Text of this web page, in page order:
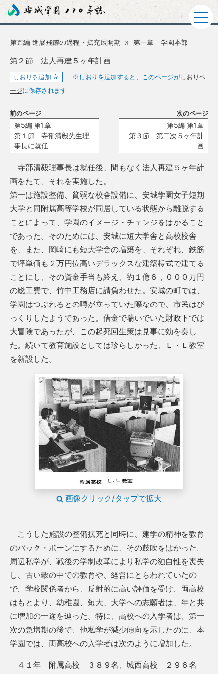
第五編 進展飛躍の過程・拡充展開期 第一章 学園本部
第２節 法人再建５ヶ年計画
しおりを追加 ※しおりを追加すると、このページがしおりペ
ージに保存されます
前のページ
第5編 第1章
第１節 寺部清毅先生理
事長に就任
次のページ
第5編 第1章
第３節 第二次５ヶ年計
画
寺部清毅理事長は就任後、間もなく法人再建５ヶ年計
画をたて、それを実施した。
第一は施設整備、貧弱な校舎設備に、安城学園女子短期
大学と同附属高等学校が同居している状態から離脱する
ことによって、学園のイメージ・チェンジをはかること
であった。そのためには、安城に短大学舎と高校校舎
を、また、岡崎にも短大学舎の増築を、それぞれ、鉄筋
で坪単価も２万円位高いデラックスな建築様式で建てる
ことにし、その資金手当も終え、約１億６，０００万円
の総工費で、竹中工務店に請負わせた。安城の町では、
学園はつぶれるとの噂が立っていた際なので、市民はび
っくりしたようであった。借金で喘いでいた財政下では
大冒険であったが、この起死回生策は見事に効を奏し
た。続いて教育施設としては珍らしかった、Ｌ・Ｌ教室
を新設した。
画像クリック/タップで拡大
こうした施設の整備拡充と同時に、建学の精神を教育
のバック・ボーンにするために、その鼓吹をはかった。
周辺私学が、戦後の学制改革により私学の独自性を喪失
し、古い穀の中での教育や、経営にとらわれていたの
で、学校関係者から、反射的に高い評価を受け、両高校
はもとより、幼稚園、短大、大学への志願者は、年と共
に増加の一途を辿った。特に、高校への入学者は、第一
次の急増期の後で、他私学が減少傾向を示したのに、本
学園では、両高校への入学者は次のように増加した。
４１年 附属高校 ３８９名、城西高校 ２９６名